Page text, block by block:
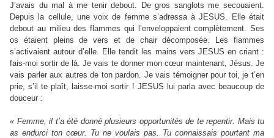
J’avais du mal à me tenir debout. De gros sanglots me secouaient.
Depuis la cellule, une voix de femme s’adressa à JESUS. Elle était
debout au milieu des flammes qui l’enveloppaient complètement. Ses
os étaient pleins de vers et de chair décomposée. Les flammes
s’activaient autour d’elle. Elle tendit les mains vers JESUS en criant :
fais-moi sortir de là. Je vais te donner mon cœur maintenant, Jésus. Je
vais parler aux autres de ton pardon. Je vais témoigner pour toi, je t’en
prie, s’il te plaît, laisse-moi sortir ! JESUS lui parla avec beaucoup de
douceur :
« Femme, il t’a été donné plusieurs opportunités de te repentir. Mais tu
as endurci ton cœur. Tu ne voulais pas. Tu connaissais pourtant ma